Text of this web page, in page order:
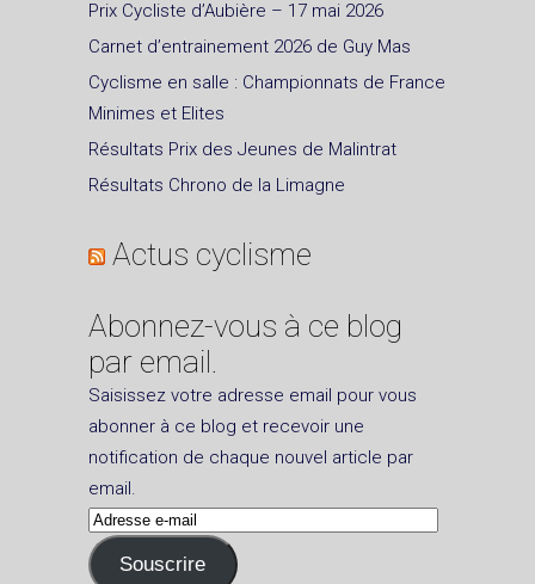
Prix Cycliste d’Aubière – 17 mai 2026
Carnet d’entrainement 2026 de Guy Mas
Cyclisme en salle : Championnats de France
Minimes et Elites
Résultats Prix des Jeunes de Malintrat
Résultats Chrono de la Limagne
Actus cyclisme
Abonnez-vous à ce blog
par email.
Saisissez votre adresse email pour vous
abonner à ce blog et recevoir une
notification de chaque nouvel article par
email.
Adresse
e-
Souscrire